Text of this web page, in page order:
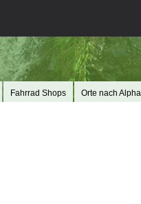
Fahrrad Shops Orte nach